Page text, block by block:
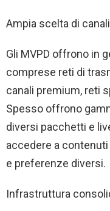
Ampia scelta di canali
Gli MVPD offrono in
comprese reti di
canali premium, reti
Spesso offrono
diversi pacchetti e
accedere a
e preferenze diversi.
Infrastruttura